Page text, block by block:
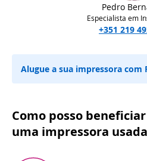
Pedro
Especialista em
+351 219
Alugue a sua impressora com
Como posso
uma impressora